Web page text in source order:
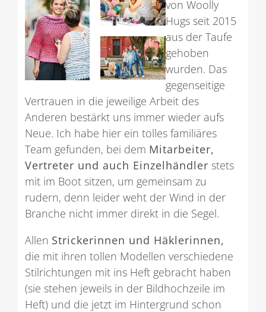
von Woolly
Hugs seit 2015
aus der Taufe
gehoben
wurden. Das
gegenseitige
Vertrauen in die jeweilige Arbeit des
Anderen bestärkt uns immer wieder aufs
Neue. Ich habe hier ein tolles familiäres
Team gefunden, bei dem Mitarbeiter,
Vertreter und auch Einzelhändler stets
mit im Boot sitzen, um gemeinsam zu
rudern, denn leider weht der Wind in der
Branche nicht immer direkt in die Segel.
Allen Strickerinnen und Häklerinnen,
die mit ihren tollen Modellen verschiedene
Stilrichtungen mit ins Heft gebracht haben
(sie stehen jeweils in der Bildhochzeile im
Heft) und die jetzt im Hintergrund schon